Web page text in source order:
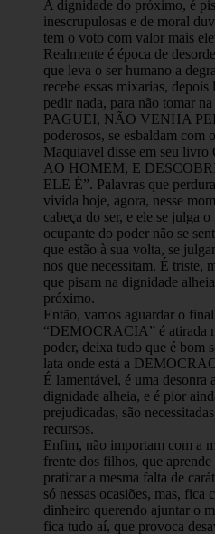
A dignidade do próximo, é
inescrupulosas e de moral
tem o voto com valor mais
Realmente é época de
que leva o ser humano a
recebe essas mixarias,
pedir nada, para não tomar
PAGUEI, NÃO VENHA
poderosos, se esbaldam com
Maquiavel disse em seu
AO HOMEM, E
ELE É”. Palavras que
vivida hoje, agora, nesse
cabeça do ser, e ele se julga
ocupante do poder não se
que estão à sua volta, se
nos que necessitam. É triste,
que pisam na dignidade
próximo.
Então, vamos aguardar o
“DEMOCRACIA” é atirada
poder, deixa tudo que é bom
lata onde está a
É lamentável, é uma desonra
dignidade alheia, e é pior
prejudicadas, são
recursos.
Enfim, não importam com a
frente dos filhos, que
praticar a mesma falta de
só nessas ocasiões, mas, fica
dinheiro querendo ajuntar o
fica tudo aí, que provoca